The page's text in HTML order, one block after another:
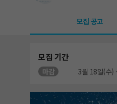
모집 공고
모집 기간
마감 3월 18일(수)